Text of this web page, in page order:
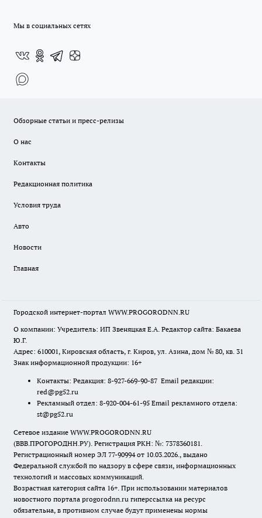
Мы в социальных сетях
Обзорные статьи и пресс-релизы
О нас
Контакты
Редакционная политика
Условия труда
Авто
Новости
Главная
Городской интернет-портал WWW.PROGORODNN.RU
О компании: Учредитель: ИП Звеняцкая Е.А. Редактор сайта: Бакаева
Ю.Г.
Адрес: 610001, Кировская область, г. Киров, ул. Азина, дом № 80, кв. 31
Знак информационной продукции: 16+
Контакты: Редакция: 8-927-669-90-87 Email редакции:
red@pg52.ru
Рекламный отдел: 8-920-004-61-95 Email рекламного отдела:
st@pg52.ru
Сетевое издание WWW.PROGORODNN.RU
(ВВВ.ПРОГОРОДНН.РУ). Регистрация РКН: №: 7378360181.
Регистрационный номер ЭЛ 77-90994 от 10.03.2026., выдано
Федеральной службой по надзору в сфере связи, информационных
технологий и массовых коммуникаций.
Возрастная категория сайта 16+. При использовании материалов
новостного портала progorodnn.ru гиперссылка на ресурс
обязательна, в противном случае будут применены нормы